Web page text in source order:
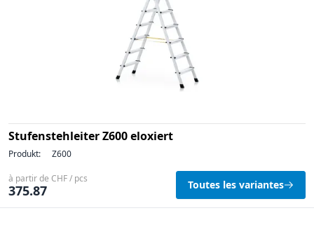
Stufenstehleiter Z600 eloxiert
Produkt: Z600
à partir de CHF / pcs
375.87 Toutes les variantes